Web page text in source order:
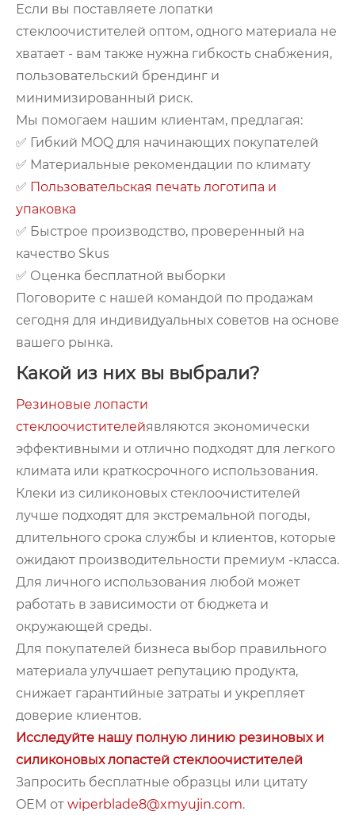
Если вы поставляете лопатки
стеклоочистителей оптом, одного материала не
хватает - вам также нужна гибкость снабжения,
пользовательский брендинг и
минимизированный риск.
Мы помогаем нашим клиентам, предлагая:
✅ Гибкий MOQ для начинающих покупателей
✅ Материальные рекомендации по климату
✅ Пользовательская печать логотипа и
упаковка
✅ Быстрое производство, проверенный на
качество Skus
✅ Оценка бесплатной выборки
Поговорите с нашей командой по продажам
сегодня для индивидуальных советов на основе
вашего рынка.
Какой из них вы выбрали?
Резиновые лопасти
стеклоочистителейявляются экономически
эффективными и отлично подходят для легкого
климата или краткосрочного использования.
Клеки из силиконовых стеклоочистителей
лучше подходят для экстремальной погоды,
длительного срока службы и клиентов, которые
ожидают производительности премиум -класса.
Для личного использования любой может
работать в зависимости от бюджета и
окружающей среды.
Для покупателей бизнеса выбор правильного
материала улучшает репутацию продукта,
снижает гарантийные затраты и укрепляет
доверие клиентов.
Исследуйте нашу полную линию резиновых и
силиконовых лопастей стеклоочистителей
Запросить бесплатные образцы или цитату
OEM от wiperblade8@xmyujin.com.